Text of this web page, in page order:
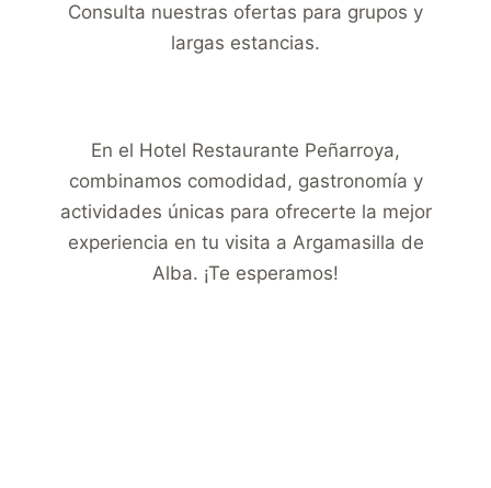
Consulta nuestras ofertas para grupos y
largas estancias.
En el Hotel Restaurante Peñarroya,
combinamos comodidad, gastronomía y
actividades únicas para ofrecerte la mejor
experiencia en tu visita a Argamasilla de
Alba. ¡Te esperamos!